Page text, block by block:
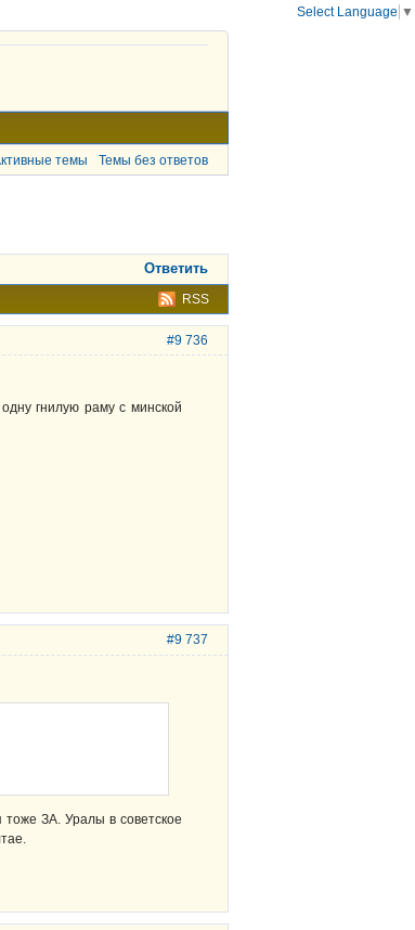
темы Темы без ответов
Ответить
RSS
#9 736
гнилую раму с минской
#9 737
тоже ЗА. Уралы в советское
Select Language ▼